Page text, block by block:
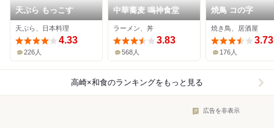
天ぷら もっこす
天ぷら、日本料理
4.33
226人
中華蕎麦 鳴神食堂
ラーメン、丼
3.83
568人
焼鳥 コの字
焼き鳥、居酒屋
3.73
176人
高崎×和食のランキングをもっと見る
広告を非表示